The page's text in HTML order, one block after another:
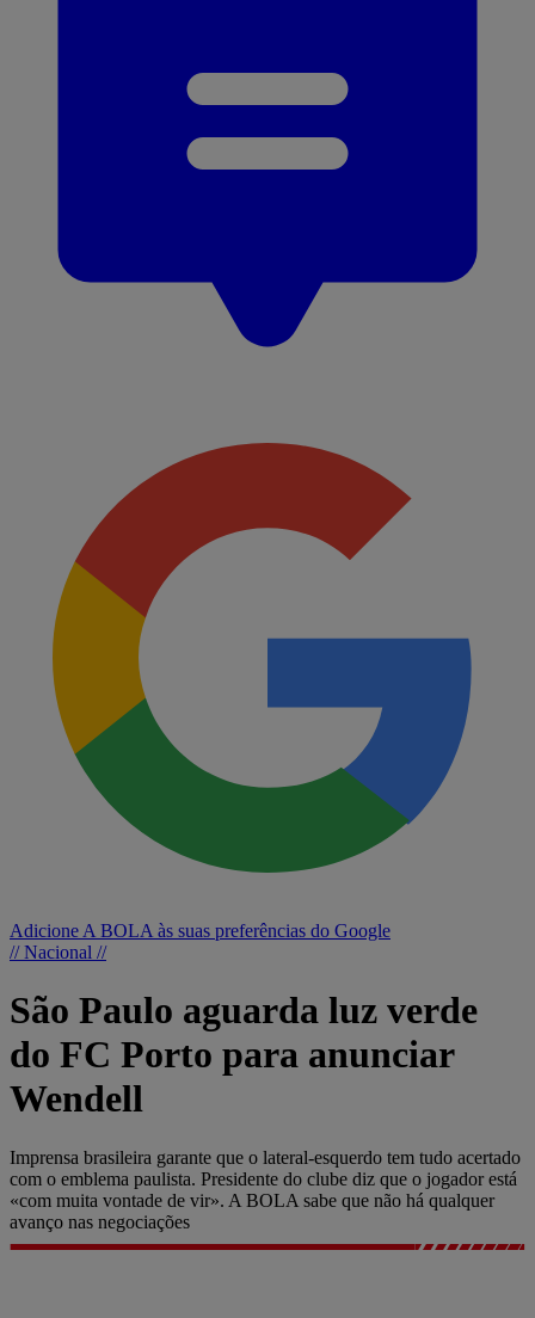
Adicione A BOLA às suas preferências do Google
// Nacional //
São Paulo aguarda luz verde
do FC Porto para anunciar
Wendell
Imprensa brasileira garante que o lateral-esquerdo tem tudo acertado
com o emblema paulista. Presidente do clube diz que o jogador está
«com muita vontade de vir». A BOLA sabe que não há qualquer
avanço nas negociações